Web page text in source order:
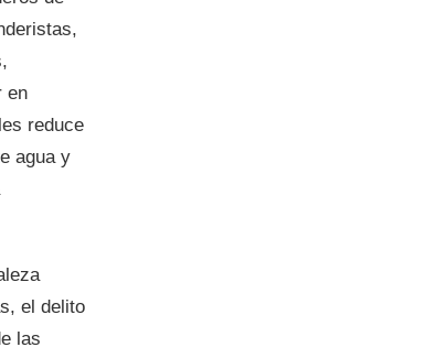
en
reduce
agua y
el delito
las